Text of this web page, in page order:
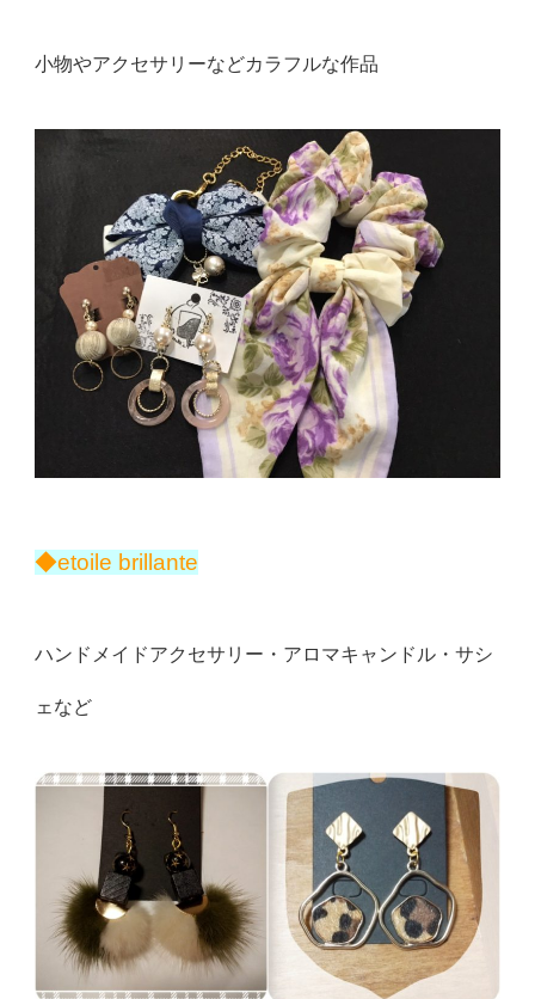
小物やアクセサリーなどカラフルな作品
◆etoile brillante
ハンドメイドアクセサリー・アロマキャンドル・サシ
ェなど